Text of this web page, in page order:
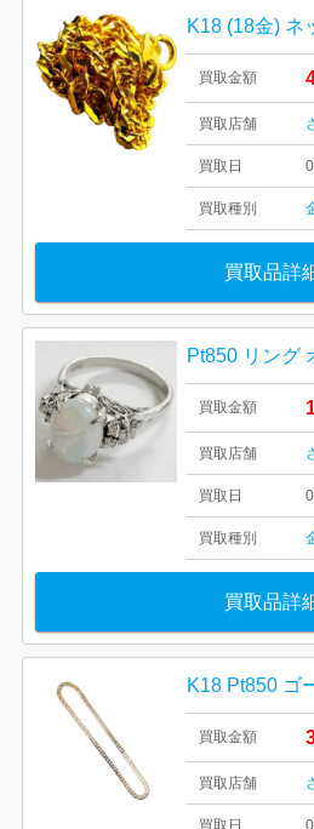
買取金額
買取店舗
買取日
買取種別
買取品詳
買取金額
買取店舗
買取日
買取種別
買取品詳
買取金額
買取店舗